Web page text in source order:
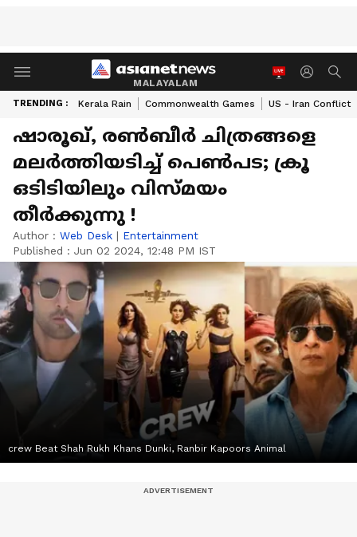
MALAYALAM
TRENDING : Kerala Rain Commonwealth Games US - Iran Conflict
ഷാരൂഖ്, രണ്‍ബീര്‍ ചിത്രങ്ങളെ
മലര്‍ത്തിയടിച്ച് പെണ്‍പട; ക്രൂ
ഒടിടിയിലും വിസ്മയം
തീര്‍ക്കുന്നു !
Author : Web Desk | Entertainment
Published : Jun 02 2024, 12:48 PM IST
crew Beat Shah Rukh Khans Dunki, Ranbir Kapoors Animal